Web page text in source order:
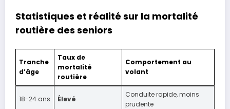
Statistiques et réalité sur la mortalité
routière des seniors
Tranche
d’âge
Taux de
mortalité
routière
Comportement au
volant
18-24 ans Élevé
Conduite rapide, moins
prudente